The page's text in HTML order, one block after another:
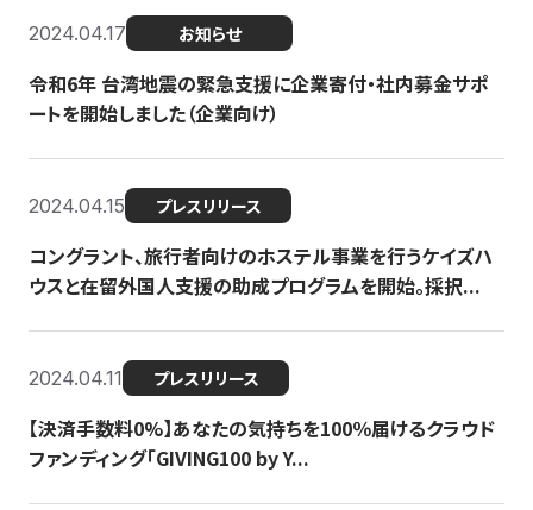
2024.04.17 お知らせ
令和6年 台湾地震の緊急支援に企業寄付・社内募金サポ
ートを開始しました（企業向け）
2024.04.15 プレスリリース
コングラント、旅行者向けのホステル事業を行うケイズハ
ウスと在留外国人支援の助成プログラムを開始。採択...
2024.04.11 プレスリリース
【決済手数料0%】あなたの気持ちを100％届けるクラウド
ファンディング「GIVING100 by Y...